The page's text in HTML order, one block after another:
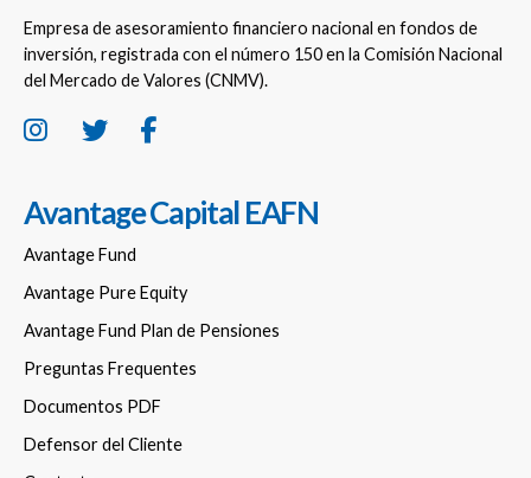
Empresa de asesoramiento financiero nacional en fondos de
inversión, registrada con el número 150 en la Comisión Nacional
del Mercado de Valores (CNMV).
Avantage Capital EAFN
Avantage Fund
Avantage Pure Equity
Avantage Fund Plan de Pensiones
Preguntas Frequentes
Documentos PDF
Defensor del Cliente